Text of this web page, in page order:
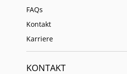
FAQs
Kontakt
Karriere
KONTAKT